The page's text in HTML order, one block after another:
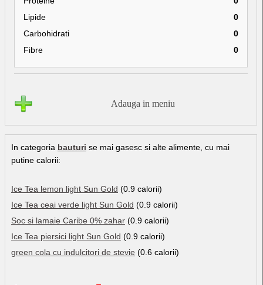
Lipide
0
Carbohidrati
0
Fibre
0
Adauga in meniu
In categoria bauturi se mai gasesc si alte alimente, cu mai
putine calorii:
Ice Tea lemon light Sun Gold (0.9 calorii)
Ice Tea ceai verde light Sun Gold (0.9 calorii)
Soc si lamaie Caribe 0% zahar (0.9 calorii)
Ice Tea piersici light Sun Gold (0.9 calorii)
green cola cu indulcitori de stevie (0.6 calorii)